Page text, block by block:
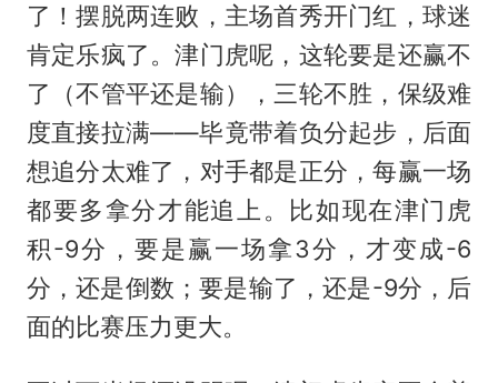
了！摆脱两连败，主场首秀开门红，球迷
肯定乐疯了。津门虎呢，这轮要是还赢不
了（不管平还是输），三轮不胜，保级难
度直接拉满——毕竟带着负分起步，后面
想追分太难了，对手都是正分，每赢一场
都要多拿分才能追上。比如现在津门虎
积-9分，要是赢一场拿3分，才变成-6
分，还是倒数；要是输了，还是-9分，后
面的比赛压力更大。